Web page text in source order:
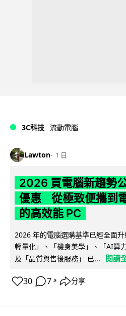
3C科技 流動電腦
Lawton 1 日
2026 買電腦新趨勢
優惠 從極致便攜到
的高效能 PC
2026 年的電腦選購基準已經全面
輕量化」、「機身美學」、「AI算
及「品質與售後服務」 已...
閱讀
30 7 ↗ 分享